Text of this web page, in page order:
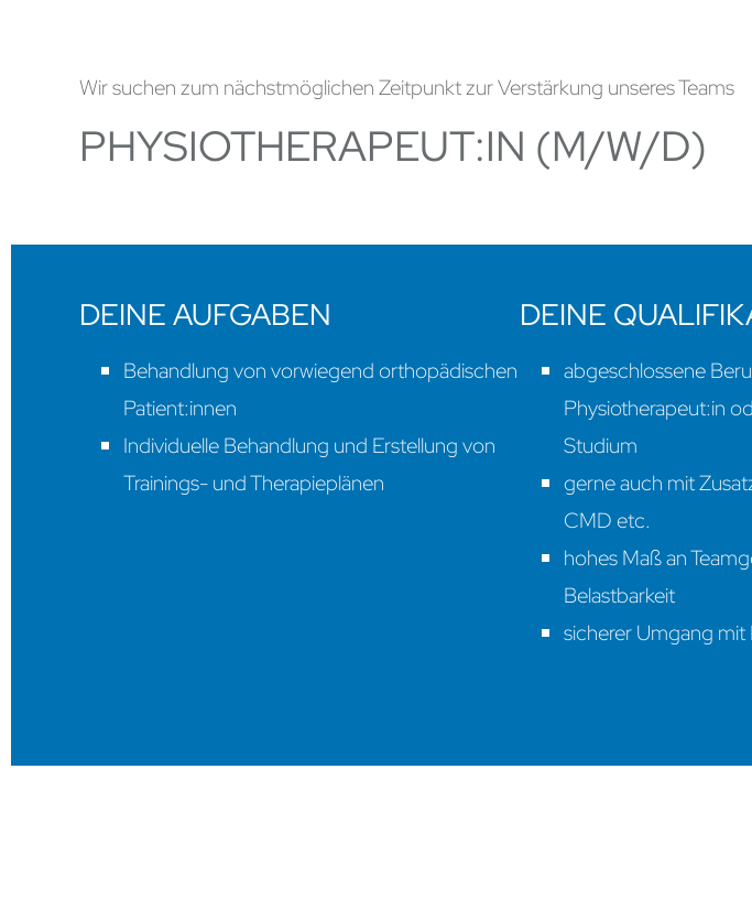
Wir suchen zum nächstmöglichen Zeitpunkt zur Verstärkung unseres Teams
PHYSIOTHERAPEUT:IN (M/W/D)
DEINE AUFGABEN
Behandlung von vorwiegend orthopädischen
Patient:innen
Individuelle Behandlung und Erstellung von
Trainings- und Therapieplänen
DEINE
abgeschlossene
Physiotherapeut:in
Studium
gerne auch mit
CMD etc.
hohes Maß an
Belastbarkeit
sicherer Umgang mit